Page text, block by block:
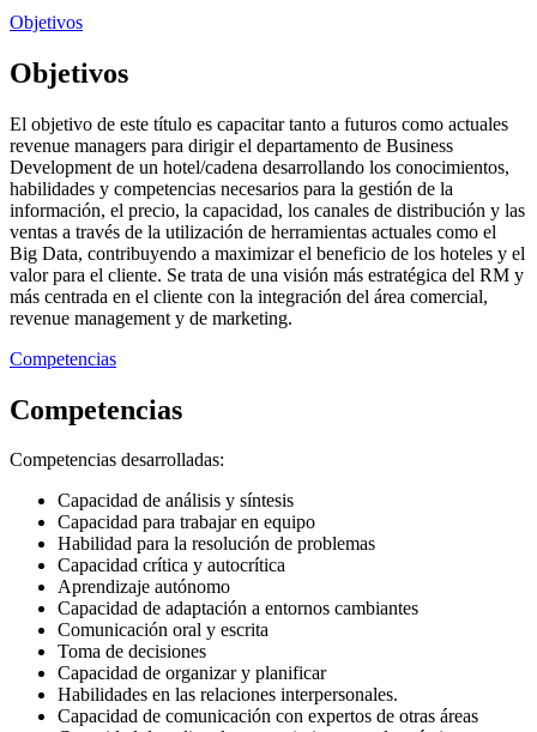
Objetivos
Objetivos
El objetivo de este título es capacitar tanto a futuros como actuales
revenue managers para dirigir el departamento de Business
Development de un hotel/cadena desarrollando los conocimientos,
habilidades y competencias necesarios para la gestión de la
información, el precio, la capacidad, los canales de distribución y las
ventas a través de la utilización de herramientas actuales como el
Big Data, contribuyendo a maximizar el beneficio de los hoteles y el
valor para el cliente. Se trata de una visión más estratégica del RM y
más centrada en el cliente con la integración del área comercial,
revenue management y de marketing.
Competencias
Competencias
Competencias desarrolladas:
Capacidad de análisis y síntesis
Capacidad para trabajar en equipo
Habilidad para la resolución de problemas
Capacidad crítica y autocrítica
Aprendizaje autónomo
Capacidad de adaptación a entornos cambiantes
Comunicación oral y escrita
Toma de decisiones
Capacidad de organizar y planificar
Habilidades en las relaciones interpersonales.
Capacidad de comunicación con expertos de otras áreas